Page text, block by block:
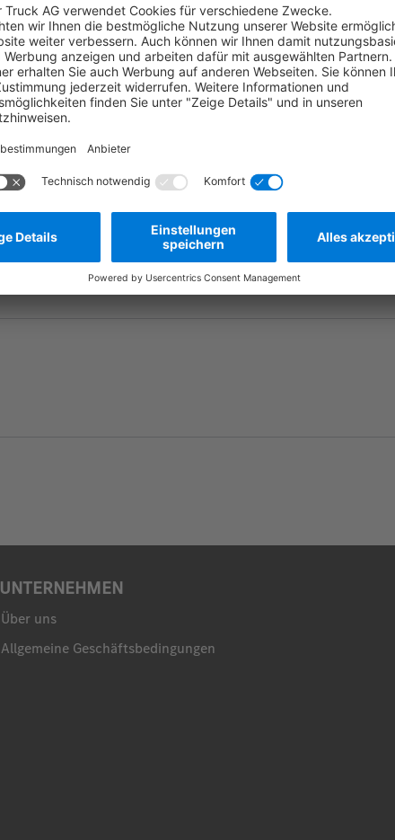
Die
Frage stellen
Herstellernummer:
UNTERNEHMEN
Über uns
Allgemeine Geschäftsbedingungen